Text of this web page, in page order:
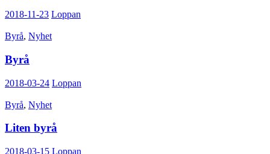
2018-11-23 Loppan
Byrå, Nyhet
Byrå
2018-03-24 Loppan
Byrå, Nyhet
Liten byrå
2018-03-15 Loppan